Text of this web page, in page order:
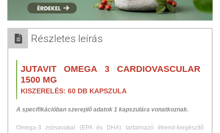
Részletes leírás
JUTAVIT OMEGA 3 CARDIOVASCULAR
1500 MG
KISZERELÉS: 60 DB KAPSZULA
A specifikációban szereplő adatok 1 kapszulára vonatkoznak.
Omega-3 zsírsavakat (EPA és DHA) tartalmazó étrend-kiegészítő